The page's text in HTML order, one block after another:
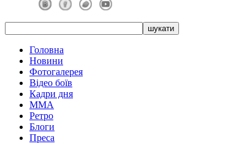
Головна
Новини
Фотогалерея
Відео боїв
Кадри дня
ММА
Ретро
Блоги
Преса